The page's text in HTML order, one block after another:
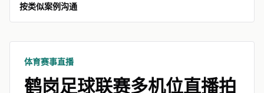
按类似案例沟通
体育赛事直播
鹤岗足球联赛多机位直播拍